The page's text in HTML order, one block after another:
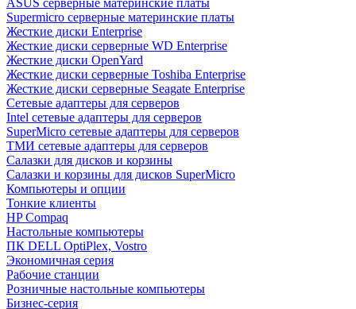
ASUS серверные материнские платы
Supermicro серверные материнские платы
Жесткие диски Enterprise
Жесткие диски серверные WD Enterprise
Жесткие диски OpenYard
Жесткие диски серверные Toshiba Enterprise
Жесткие диски серверные Seagate Enterprise
Сетевые адаптеры для серверов
Intel сетевые адаптеры для серверов
SuperMicro сетевые адаптеры для серверов
ТМИ сетевые адаптеры для серверов
Салазки для дисков и корзины
Салазки и корзины для дисков SuperMicro
Компьютеры и опции
Тонкие клиенты
HP Compaq
Настольные компьютеры
ПК DELL OptiPlex, Vostro
Экономичная серия
Рабочие станции
Розничные настольные компьютеры
Бизнес-серия